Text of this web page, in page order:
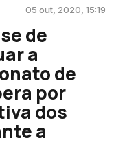
05 out, 2020, 15:19
de
a
de
por
dos
a